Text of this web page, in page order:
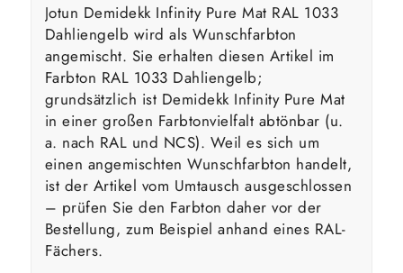
Jotun Demidekk Infinity Pure Mat RAL 1033
Dahliengelb wird als Wunschfarbton
angemischt. Sie erhalten diesen Artikel im
Farbton RAL 1033 Dahliengelb;
grundsätzlich ist Demidekk Infinity Pure Mat
in einer großen Farbtonvielfalt abtönbar (u.
a. nach RAL und NCS). Weil es sich um
einen angemischten Wunschfarbton handelt,
ist der Artikel vom Umtausch ausgeschlossen
– prüfen Sie den Farbton daher vor der
Bestellung, zum Beispiel anhand eines RAL-
Fächers.